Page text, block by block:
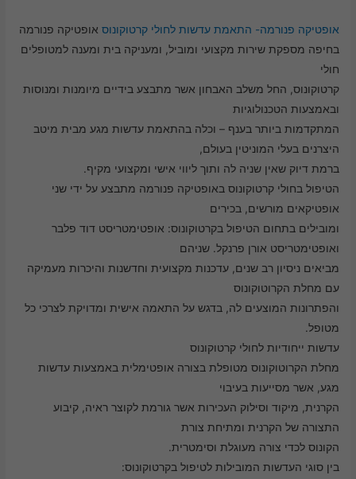
אופטיקה פנורמה- התאמת עדשות לחולי קרטוקונוס אופטיקה פנורמה
בחיפה מספקת שירות מקצועי ומוביל, ומעניקה בית ומענה למטופלים
חולי
קרטוקונוס, החל משלב האבחון אשר מתבצע בידיים מיומנות ומנוסות
ובאמצעות הטכנולוגיות
המתקדמות ביותר בענף – וכלה בהתאמת עדשות מגע מבית מיטב
היצרנים בעלי המוניטין בעולם,
ברמת דיוק שאין שניה לה ותוך ליווי אישי ומקצועי מקיף.
הטיפול בחולי קרטוקונוס באופטיקה פנורמה מתבצע על ידי שני
אופטיקאים מורשים, בכירים
ומובילים בתחום הטיפול בקרטוקונוס: אופטימטריסט דוד פלבר
ואופטימטריסט אורן פרנקל. שניהם
מביאים ניסיון רב שנים, עדכנות מקצועית וחדשנות והיכרות מעמיקה
עם מחלת הקרוטוקונוס
והפתרונות המוצעים לה, בדגש על התאמה אישית ומדויקת לצרכי כל
מטופל.
עדשות ייחודיות לחולי קרטוקונוס
מחלת הקרוטוקונוס מטופלת בצורה אופטימלית באמצעות עדשות
מגע, אשר מסייעות בעיבוי
הקרנית, מיקוד וסילוק העכירות אשר גורמת לקוצר ראיה, קיבוע
התצורה של הקרנית ומתיחת צורת
הקונוס לכדי צורה מעוגלת וסימטרית.
בין סוגי העדשות המובילות לטיפול בקרטוקונוס: